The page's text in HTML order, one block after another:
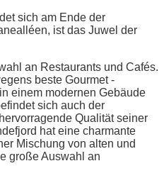
sich am Ende der
ist das Juwel der
an Restaurants und Cafés.
beste Gourmet -
einem modernen Gebäude
sich auch der
Qualität seiner
hat eine charmante
Mischung von alten und
große Auswahl an